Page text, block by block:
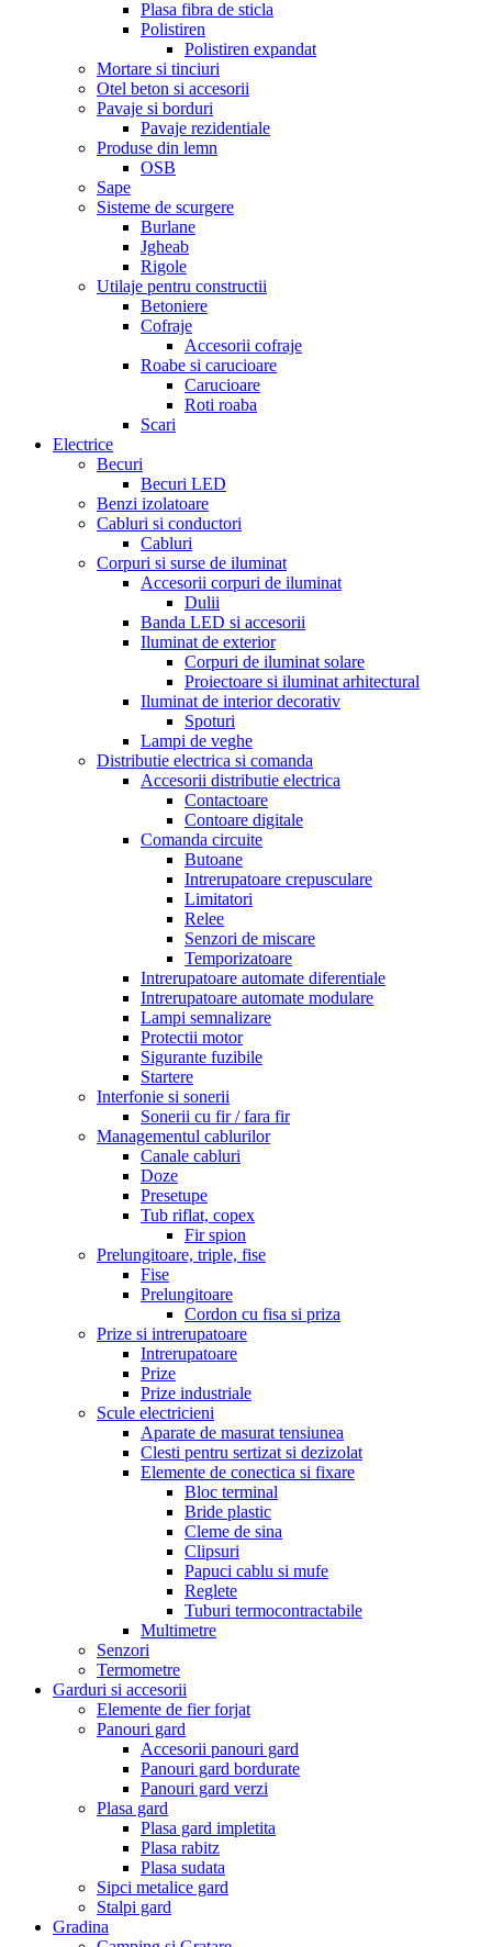
Plasa fibra de sticla
Polistiren
Polistiren expandat
Mortare si tinciuri
Otel beton si accesorii
Pavaje si borduri
Pavaje rezidentiale
Produse din lemn
OSB
Sape
Sisteme de scurgere
Burlane
Jgheab
Rigole
Utilaje pentru constructii
Betoniere
Cofraje
Accesorii cofraje
Roabe si carucioare
Carucioare
Roti roaba
Scari
Electrice
Becuri
Becuri LED
Benzi izolatoare
Cabluri si conductori
Cabluri
Corpuri si surse de iluminat
Accesorii corpuri de iluminat
Dulii
Banda LED si accesorii
Iluminat de exterior
Corpuri de iluminat solare
Proiectoare si iluminat arhitectural
Iluminat de interior decorativ
Spoturi
Lampi de veghe
Distributie electrica si comanda
Accesorii distributie electrica
Contactoare
Contoare digitale
Comanda circuite
Butoane
Intrerupatoare crepusculare
Limitatori
Relee
Senzori de miscare
Temporizatoare
Intrerupatoare automate diferentiale
Intrerupatoare automate modulare
Lampi semnalizare
Protectii motor
Sigurante fuzibile
Startere
Interfonie si sonerii
Sonerii cu fir / fara fir
Managementul cablurilor
Canale cabluri
Doze
Presetupe
Tub riflat, copex
Fir spion
Prelungitoare, triple, fise
Fise
Prelungitoare
Cordon cu fisa si priza
Prize si intrerupatoare
Intrerupatoare
Prize
Prize industriale
Scule electricieni
Aparate de masurat tensiunea
Clesti pentru sertizat si dezizolat
Elemente de conectica si fixare
Bloc terminal
Bride plastic
Cleme de sina
Clipsuri
Papuci cablu si mufe
Reglete
Tuburi termocontractabile
Multimetre
Senzori
Termometre
Garduri si accesorii
Elemente de fier forjat
Panouri gard
Accesorii panouri gard
Panouri gard bordurate
Panouri gard verzi
Plasa gard
Plasa gard impletita
Plasa rabitz
Plasa sudata
Sipci metalice gard
Stalpi gard
Gradina